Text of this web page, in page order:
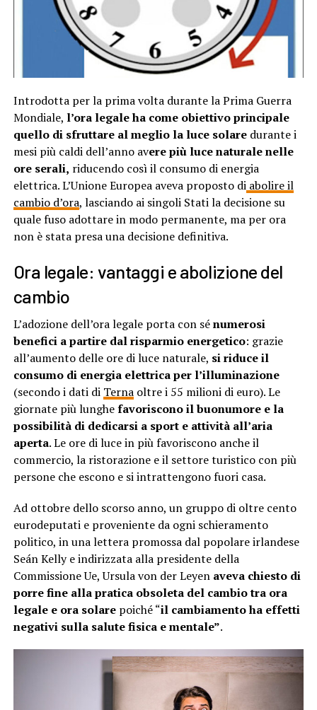
Introdotta per la prima volta durante la Prima Guerra
Mondiale, l’ora legale ha come obiettivo principale
quello di sfruttare al meglio la luce solaredurante i
mesi più caldi dell’anno avere più luce naturale nelle
ore serali, riducendo così il consumo di energia
elettrica. L’Unione Europea aveva proposto diabolire il
cambio d’ora, lasciando ai singoli Stati la decisione su
quale fuso adottare in modo permanente, ma per ora
non è stata presa una decisione definitiva.
Ora legale: vantaggi e abolizione del
cambio
L’adozione dell’ora legale porta con sénumerosi
benefici a partire dal risparmio energetico: grazie
all’aumento delle ore di luce naturale, si riduce il
consumo di energia elettrica per l’illuminazione
(secondo i dati di Ternaoltre i 55 milioni di euro). Le
giornate più lunghefavoriscono il buonumore e la
possibilità di dedicarsi a sport e attività all’aria
aperta. Le ore di luce in più favoriscono anche il
commercio, la ristorazione e il settore turistico con più
persone che escono e si intrattengono fuori casa.
Ad ottobre dello scorso anno, un gruppo di oltre cento
eurodeputati e proveniente da ogni schieramento
politico, in una lettera promossa dal popolare irlandese
Seán Kelly e indirizzata alla presidente della
Commissione Ue, Ursula von der Leyen aveva chiesto di
porre fine alla pratica obsoleta del cambio tra ora
legale e ora solare poiché “il cambiamento ha effetti
negativi sulla salute fisica e mentale”.